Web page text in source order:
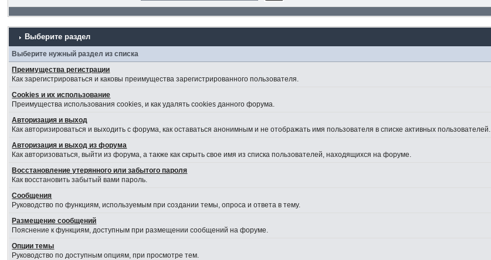
Выберите раздел
Выберите нужный раздел из списка
Преимущества регистрации
Как зарегистрироваться и каковы преимущества зарегистрированного пользователя.
Cookies и их использование
Преимущества использования cookies, и как удалять cookies данного форума.
Авторизация и выход
Как авторизироваться и выходить с форума, как оставаться анонимным и не отображать имя пользователя в списке активных пользователей.
Авторизация и выход из форума
Как авторизоваться, выйти из форума, а также как скрыть свое имя из списка пользователей, находящихся на форуме.
Восстановление утерянного или забытого пароля
Как восстановить забытый вами пароль.
Сообщения
Руководство по функциям, используемым при создании темы, опроса и ответа в тему.
Размещение сообщений
Пояснение к функциям, доступным при размещении сообщений на форуме.
Опции темы
Руководство по доступным опциям, при просмотре тем.